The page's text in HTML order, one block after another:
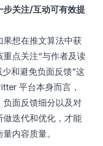
步关注/互动可有效提
果想在推文算法中获
点关注“与作者及读
和避免负面反馈”这
平台本身而言，
面反馈细分以及对
迭代和优化，才能
内容质量。